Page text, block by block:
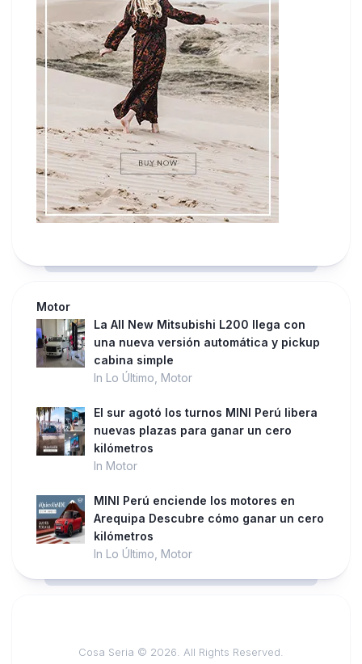
Motor
La All New Mitsubishi L200 llega con
una nueva versión automática y pickup
cabina simple
In Lo Último, Motor
El sur agotó los turnos MINI Perú libera
nuevas plazas para ganar un cero
kilómetros
In Motor
MINI Perú enciende los motores en
Arequipa Descubre cómo ganar un cero
kilómetros
In Lo Último, Motor
Cosa Seria © 2026. All Rights Reserved.